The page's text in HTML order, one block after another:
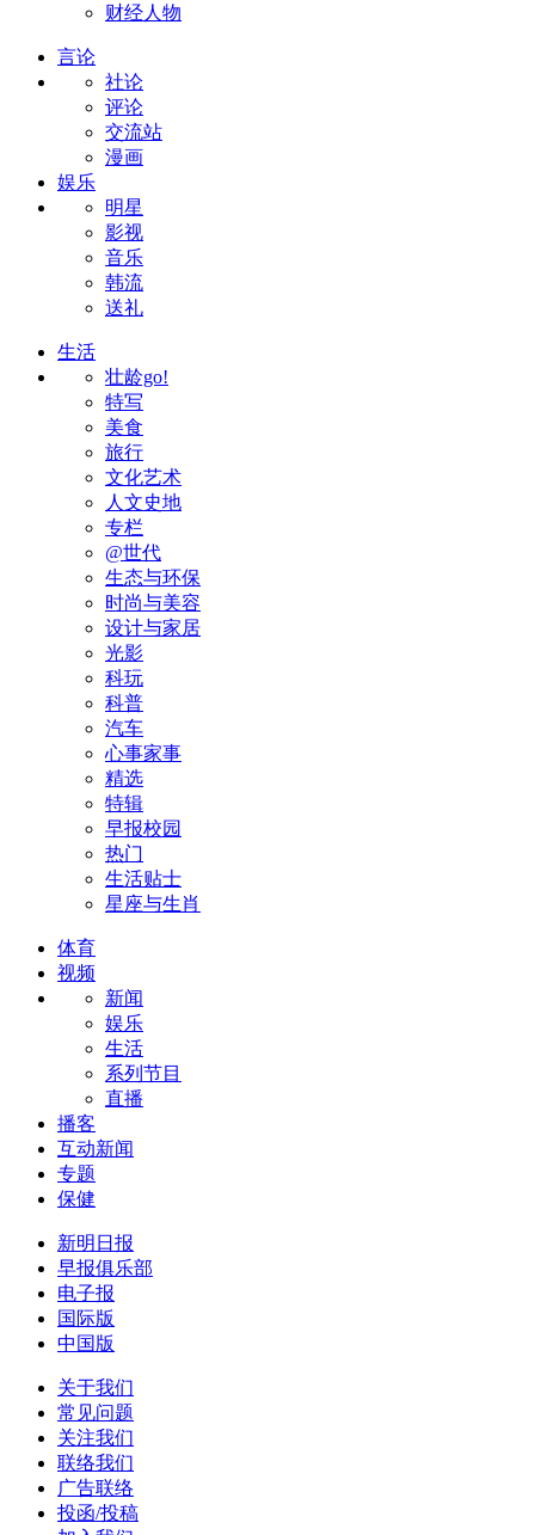
财经人物
言论
社论
评论
交流站
漫画
娱乐
明星
影视
音乐
韩流
送礼
生活
壮龄go!
特写
美食
旅行
文化艺术
人文史地
专栏
@世代
生态与环保
时尚与美容
设计与家居
光影
科玩
科普
汽车
心事家事
精选
特辑
早报校园
热门
生活贴士
星座与生肖
体育
视频
新闻
娱乐
生活
系列节目
直播
播客
互动新闻
专题
保健
新明日报
早报俱乐部
电子报
国际版
中国版
关于我们
常见问题
关注我们
联络我们
广告联络
投函/投稿